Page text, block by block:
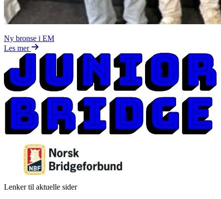
Ny bronse i EM
Les mer
Lenker til aktuelle sider